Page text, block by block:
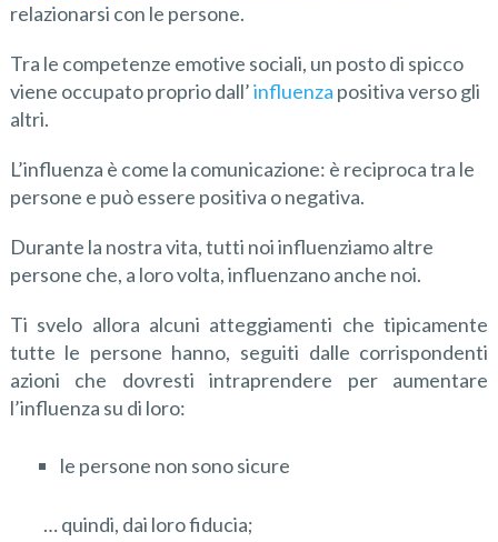
relazionarsi con le persone.
Tra le competenze emotive sociali, un posto di spicco
viene occupato proprio dall’influenza positiva verso gli
altri.
L’influenza è come la comunicazione: è reciproca tra le
persone e può essere positiva o negativa.
Durante la nostra vita, tutti noi influenziamo altre
persone che, a loro volta, influenzano anche noi.
Ti svelo allora alcuni atteggiamenti che tipicamente
tutte le persone hanno, seguiti dalle corrispondenti
azioni che dovresti intraprendere per aumentare
l’influenza su di loro:
le persone non sono sicure
… quindi, dai loro fiducia;